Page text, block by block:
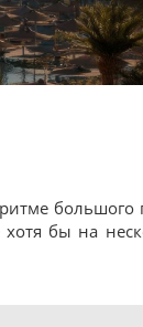
большого
бы на